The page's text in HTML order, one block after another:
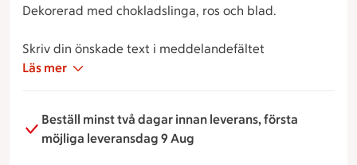
Dekorerad med chokladslinga, ros och blad.
Skriv din önskade text i meddelandefältet
Läs mer
Beställ minst två dagar innan leverans, första
möjliga leveransdag 9 Aug